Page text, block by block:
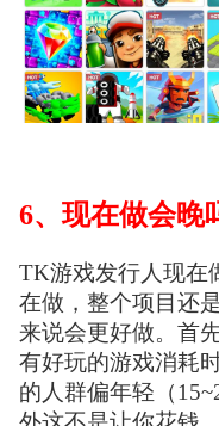
6、现在做会晚
TK游戏发行人现在
在做，整个项目还
来说会更好做。首
有好玩的游戏消耗
的人群偏年轻（